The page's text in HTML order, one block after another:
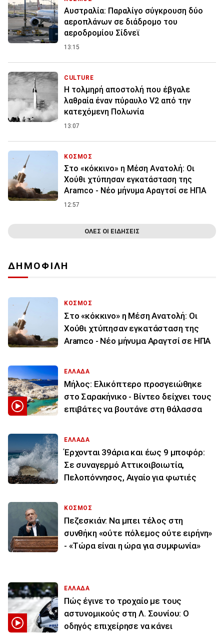
Αυστραλία: Παραλίγο σύγκρουση δύο
αεροπλάνων σε διάδρομο του
αεροδρομίου Σίδνεϊ
13:15
CULTURE
Η τολμηρή αποστολή που έβγαλε
λαθραία έναν πύραυλο V2 από την
κατεχόμενη Πολωνία
13:07
ΚΟΣΜΟΣ
Στο «κόκκινο» η Μέση Ανατολή: Οι
Χούθι χτύπησαν εγκατάσταση της
Aramco - Νέο μήνυμα Αραγτσί σε ΗΠΑ
12:57
ΟΛΕΣ ΟΙ ΕΙΔΗΣΕΙΣ
ΔΗΜΟΦΙΛΗ
ΚΟΣΜΟΣ
Στο «κόκκινο» η Μέση Ανατολή: Οι
Χούθι χτύπησαν εγκατάσταση της
Aramco - Νέο μήνυμα Αραγτσί σε ΗΠΑ
ΕΛΛΑΔΑ
Μήλος: Ελικόπτερο προσγειώθηκε
στο Σαρακήνικο - Βίντεο δείχνει τους
επιβάτες να βουτάνε στη θάλασσα
ΕΛΛΑΔΑ
Έρχονται 39άρια και έως 9 μποφόρ:
Σε συναγερμό Αττικοιβοιωτία,
Πελοπόννησος, Αιγαίο για φωτιές
ΚΟΣΜΟΣ
Πεζεσκιάν: Να μπει τέλος στη
συνθήκη «ούτε πόλεμος ούτε ειρήνη»
- «Τώρα είναι η ώρα για συμφωνία»
ΕΛΛΑΔΑ
Πώς έγινε το τροχαίο με τους
αστυνομικούς στη Λ. Σουνίου: Ο
οδηγός επιχείρησε να κάνει